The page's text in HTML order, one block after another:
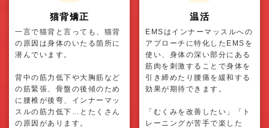
猫背矯正
一言で猫背と言っても、猫背
の原因は身体のいたる箇所に
潜んでいます。
背中の筋力低下や大胸筋など
の筋緊張、骨盤の後傾のため
に腰椎が後弯、インナーマッ
スルの筋力低下…とたくさん
の原因があります。
温活
EMSはインナーマッスルへの
アプローチに特化したEMSを
使い、身体の深い部分にある
筋肉を刺激することで身体を
引き締めたり腰痛を緩和する
効果が期待できます。
「むくみを改善したい」「ト
レーニングが苦手で楽した